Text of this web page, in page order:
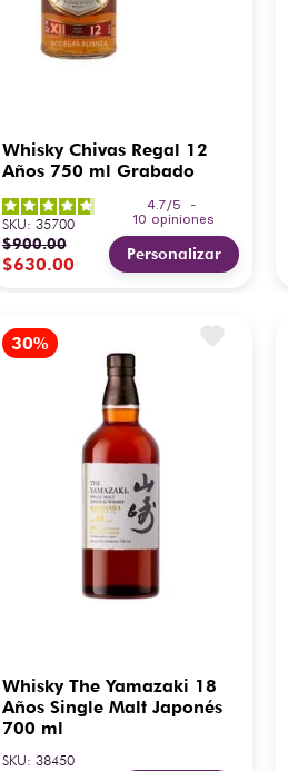
Whisky Chivas Regal 12
Años 750 ml Grabado
4.7/5
-
10 opiniones
SKU: 35700
$900.00
$630.00 Personalizar
Whisky The Yamazaki 18
Años Single Malt Japonés
700 ml
SKU: 38450